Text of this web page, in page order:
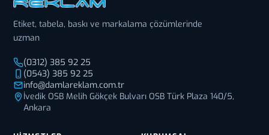
Etiket, tabela, baskı ve markalama çözümlerinde
uzman
(0312) 385 92 25
(0543) 385 92 25
info@damlareklam.com.tr
İvedik OSB Melih Gökçek Bulvarı OSB Türk Plaza 140/5,
Ankara